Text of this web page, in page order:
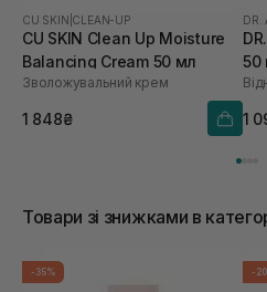
CU SKIN CLEAN-UP
CU SKIN Clean Up Moisture
Balancing Cream 50 мл
Зволожувальний крем
1 848₴
DR.
50
1
Товари зі знижками в
-35% -